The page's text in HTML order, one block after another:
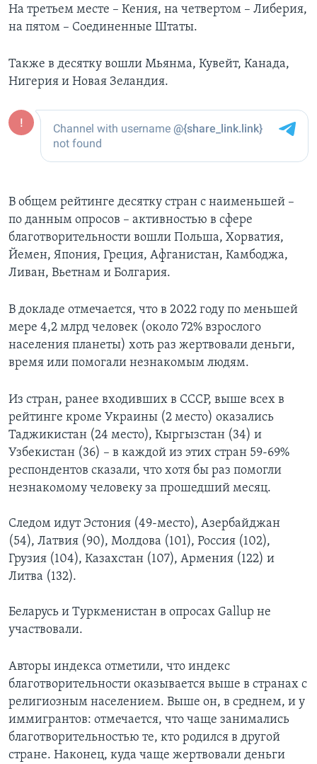
На третьем месте – Кения, на четвертом – Либерия,
на пятом – Соединенные Штаты.
Также в десятку вошли Мьянма, Кувейт, Канада,
Нигерия и Новая Зеландия.
В общем рейтинге десятку стран с наименьшей –
по данным опросов – активностью в сфере
благотворительности вошли Польша, Хорватия,
Йемен, Япония, Греция, Афганистан, Камбоджа,
Ливан, Вьетнам и Болгария.
В докладе отмечается, что в 2022 году по меньшей
мере 4,2 млрд человек (около 72% взрослого
населения планеты) хоть раз жертвовали деньги,
время или помогали незнакомым людям.
Из стран, ранее входивших в СССР, выше всех в
рейтинге кроме Украины (2 место) оказались
Таджикистан (24 место), Кыргызстан (34) и
Узбекистан (36) – в каждой из этих стран 59-69%
респондентов сказали, что хотя бы раз помогли
незнакомому человеку за прошедший месяц.
Следом идут Эстония (49-место), Азербайджан
(54), Латвия (90), Молдова (101), Россия (102),
Грузия (104), Казахстан (107), Армения (122) и
Литва (132).
Беларусь и Туркменистан в опросах Gallup не
участвовали.
Авторы индекса отметили, что индекс
благотворительности оказывается выше в странах с
религиозным населением. Выше он, в среднем, и у
иммигрантов: отмечается, что чаще занимались
благотворительностью те, кто родился в другой
стране. Наконец, куда чаще жертвовали деньги